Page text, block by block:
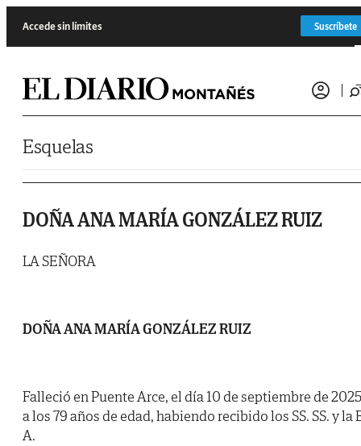
Accede sin límites Suscríbete
Esquelas
DOÑA ANA MARÍA GONZÁLEZ RUIZ
LA SEÑORA
DOÑA ANA MARÍA GONZÁLEZ RUIZ
Falleció en Puente Arce, el día 10 de septiembre de
a los 79 años de edad, habiendo recibido los SS. SS. y la
A.